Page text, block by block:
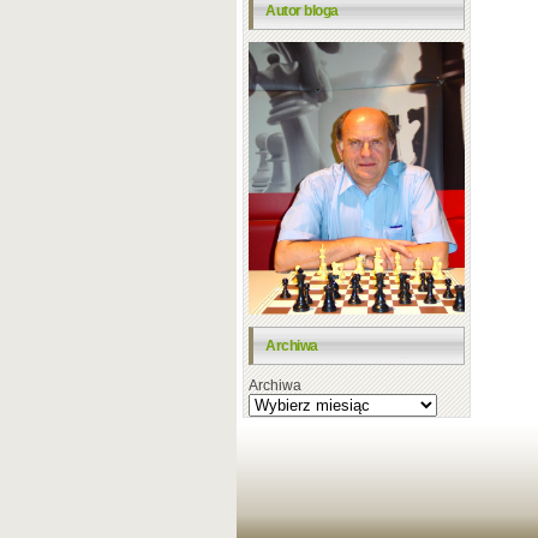
Autor bloga
Archiwa
Archiwa